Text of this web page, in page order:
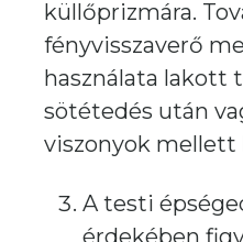
küllőprizmára.
fényvisszaverő
használata lakott
sötétedés után
viszonyok mellett
A testi
érdekében